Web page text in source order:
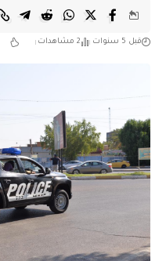
قبل 5 سنوات 2 مشاهدات